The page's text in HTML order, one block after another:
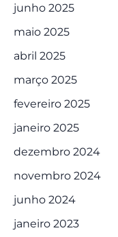
junho 2025
maio 2025
abril 2025
março 2025
fevereiro 2025
janeiro 2025
dezembro 2024
novembro 2024
junho 2024
janeiro 2023